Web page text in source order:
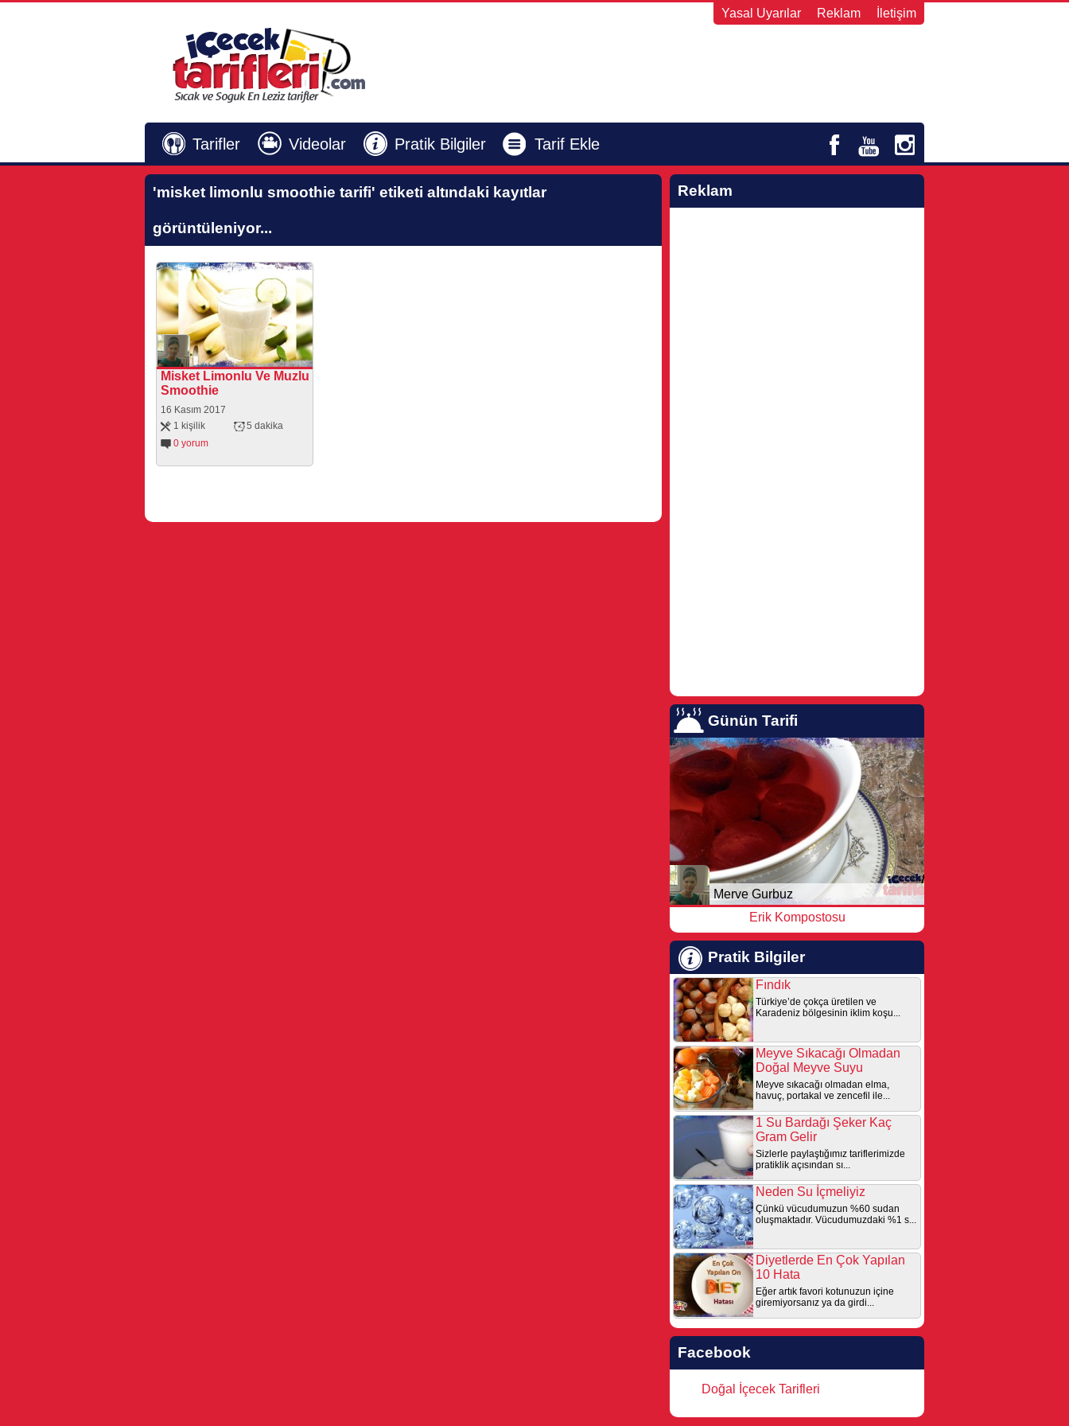
Yasal Uyarılar Reklam İletişim
Tarifler Videolar Pratik Bilgiler Tarif Ekle
'misket limonlu smoothie tarifi' etiketi altındaki kayıtlar
görüntüleniyor...
Misket Limonlu Ve Muzlu
Smoothie
16 Kasım 2017
1 kişilik
5 dakika
0 yorum
Reklam
Günün Tarifi
Merve Gurbuz
Erik Kompostosu
Pratik Bilgiler
Fındık
Türkiye’de çokça üretilen ve
Karadeniz bölgesinin iklim koşu...
Meyve Sıkacağı Olmadan
Doğal Meyve Suyu
Meyve sıkacağı olmadan elma,
havuç, portakal ve zencefil ile...
1 Su Bardağı Şeker Kaç
Gram Gelir
Sizlerle paylaştığımız tariflerimizde
pratiklik açısından sı...
Neden Su İçmeliyiz
Çünkü vücudumuzun %60 sudan
oluşmaktadır. Vücudumuzdaki %1 s...
Diyetlerde En Çok Yapılan
10 Hata
Eğer artık favori kotunuzun içine
giremiyorsanız ya da girdi...
Facebook
Doğal İçecek Tarifleri